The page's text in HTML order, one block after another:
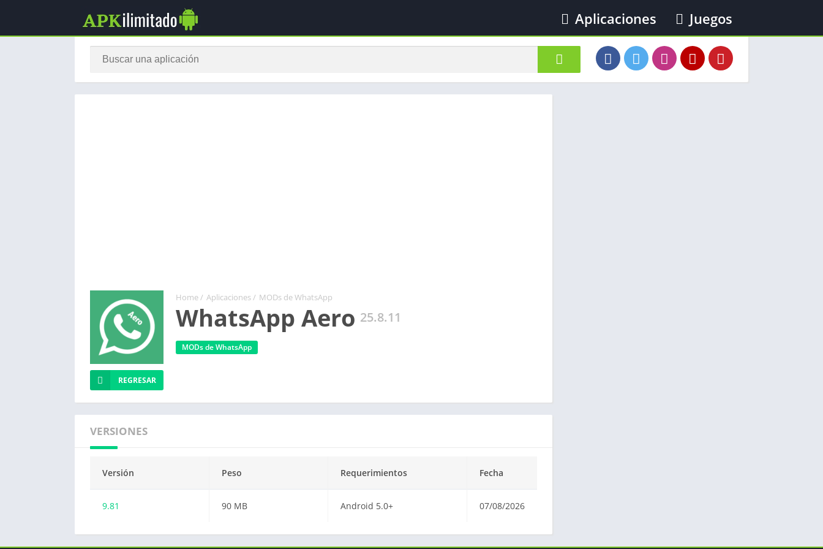
Aplicaciones Juegos
Home / Aplicaciones / MODs de WhatsApp
WhatsApp Aero 25.8.11
MODs de WhatsApp
REGRESAR
VERSIONES
Versión Peso Requerimientos Fecha
9.81 90 MB Android 5.0+ 07/08/2026